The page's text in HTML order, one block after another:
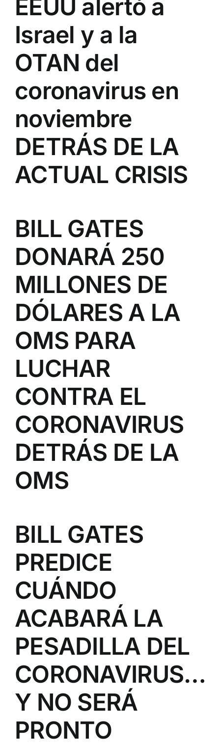
EEUU alertó a
Israel y a la
OTAN del
coronavirus en
noviembre
DETRÁS DE LA
ACTUAL CRISIS
BILL GATES
DONARÁ 250
MILLONES DE
DÓLARES A LA
OMS PARA
LUCHAR
CONTRA EL
CORONAVIRUS
DETRÁS DE LA
OMS
BILL GATES
PREDICE
CUÁNDO
ACABARÁ LA
PESADILLA DEL
CORONAVIRUS…
Y NO SERÁ
PRONTO